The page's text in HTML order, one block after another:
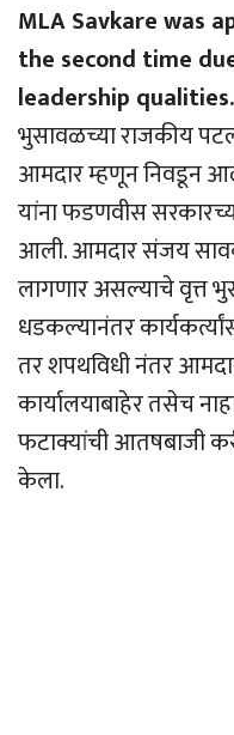
MLA Savkare was
the second time
leadership
भुसावळच्या राजकीय
आमदार म्हणून निवडून
यांना फडणवीस
आली. आमदार संजय
लागणार असल्याचे वृत्त
धडकल्यानंतर
तर शपथविधी नंतर
कार्यालयाबाहेर तसेच
फटाक्यांची आतषबाजी
केला.